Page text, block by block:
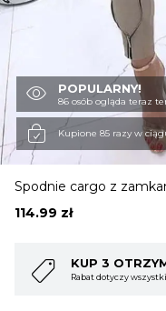
BLUZKI
OBUWIE
BIELIZNA
SWETRY
POPULARNY!
86 osób ogląda teraz
Kupione 85 razy w
Spodnie cargo z
114.99 zł
10%
w sklepie i obejmuje cały koszyk